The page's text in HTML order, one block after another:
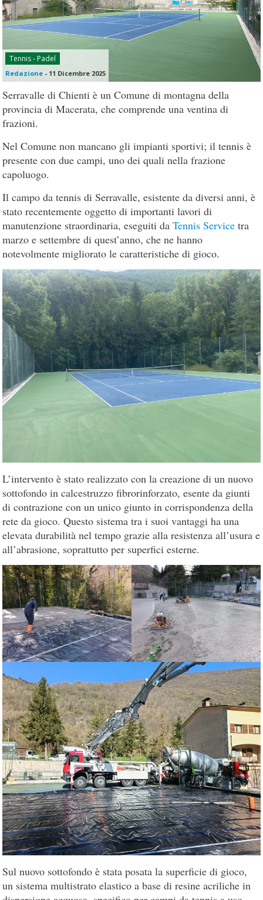
Tennis - Padel
Redazione - 11 Dicembre 2025
Serravalle di Chienti è un Comune di montagna della
provincia di Macerata, che comprende una ventina di
frazioni.
Nel Comune non mancano gli impianti sportivi; il tennis è
presente con due campi, uno dei quali nella frazione
capoluogo.
Il campo da tennis di Serravalle, esistente da diversi anni, è
stato recentemente oggetto di importanti lavori di
manutenzione straordinaria, eseguiti daTennis Service tra
marzo e settembre di quest’anno, che ne hanno
notevolmente migliorato le caratteristiche di gioco.
L’intervento è stato realizzato con la creazione di un nuovo
sottofondo in calcestruzzo fibrorinforzato, esente da giunti
di contrazione con un unico giunto in corrispondenza della
rete da gioco. Questo sistema tra i suoi vantaggi ha una
elevata durabilità nel tempo grazie alla resistenza all’usura e
all’abrasione, soprattutto per superfici esterne.
Sul nuovo sottofondo è stata posata la superficie di gioco,
un sistema multistrato elastico a base di resine acriliche in